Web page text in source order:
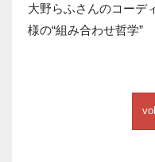
大野らふさんのコーデ
様の“組み合わせ哲学”